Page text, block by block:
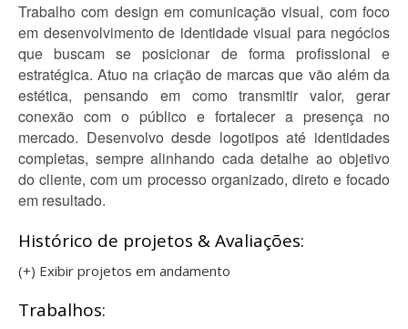
Trabalho com design em comunicação visual, com foco
em desenvolvimento de identidade visual para negócios
que buscam se posicionar de forma profissional e
estratégica. Atuo na criação de marcas que vão além da
estética, pensando em como transmitir valor, gerar
conexão com o público e fortalecer a presença no
mercado. Desenvolvo desde logotipos até identidades
completas, sempre alinhando cada detalhe ao objetivo
do cliente, com um processo organizado, direto e focado
em resultado.
Histórico de projetos & Avaliações:
(+) Exibir projetos em andamento
Trabalhos: